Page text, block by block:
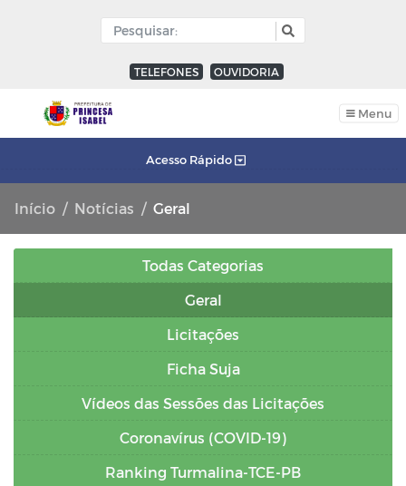
TELEFONES OUVIDORIA
Menu
Acesso Rápido
Início Notícias Geral
Todas Categorias
Geral
Licitações
Ficha Suja
Vídeos das Sessões das Licitações
Coronavírus (COVID-19)
Ranking Turmalina-TCE-PB